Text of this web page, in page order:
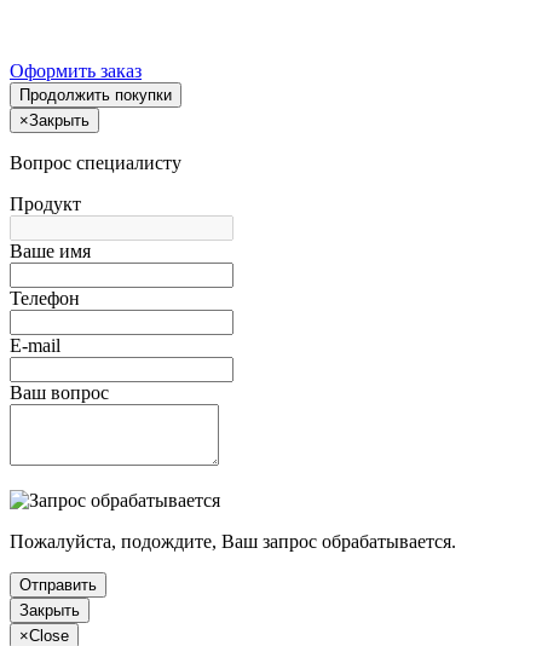
Оформить заказ
Продолжить покупки
×Закрыть
Вопрос специалисту
Продукт
Ваше имя
Телефон
E-mail
Ваш вопрос
Пожалуйста, подождите, Ваш запрос обрабатывается.
Отправить
Закрыть
×Close